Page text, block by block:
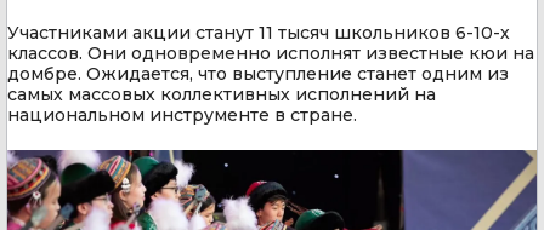
Участниками акции станут 11 тысяч школьников 6-10-х
классов. Они одновременно исполнят известные кюи на
домбре. Ожидается, что выступление станет одним из
самых массовых коллективных исполнений на
национальном инструменте в стране.